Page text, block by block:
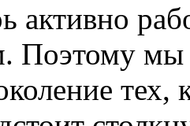
активно
Поэтому
тех,